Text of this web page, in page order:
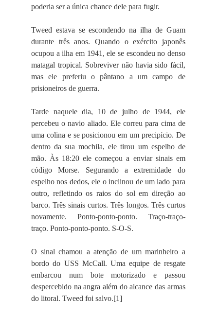
poderia ser a única chance dele para fugir.
Tweed estava se escondendo na ilha de Guam
durante três anos. Quando o exército japonês
ocupou a ilha em 1941, ele se escondeu no denso
matagal tropical. Sobreviver não havia sido fácil,
mas ele preferiu o pântano a um campo de
prisioneiros de guerra.
Tarde naquele dia, 10 de julho de 1944, ele
percebeu o navio aliado. Ele correu para cima de
uma colina e se posicionou em um precipício. De
dentro da sua mochila, ele tirou um espelho de
mão. Às 18:20 ele começou a enviar sinais em
código Morse. Segurando a extremidade do
espelho nos dedos, ele o inclinou de um lado para
outro, refletindo os raios do sol em direção ao
barco. Três sinais curtos. Três longos. Três curtos
novamente. Ponto-ponto-ponto. Traço-traço-
traço. Ponto-ponto-ponto. S-O-S.
O sinal chamou a atenção de um marinheiro a
bordo do USS McCall. Uma equipe de resgate
embarcou num bote motorizado e passou
despercebido na angra além do alcance das armas
do litoral. Tweed foi salvo.[1]